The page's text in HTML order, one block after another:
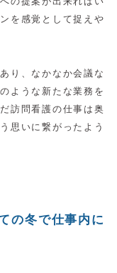
を感覚として捉えや
り、なかなか会議な
ような新たな業務を
訪問看護の仕事は奥
思いに繋がったよう
の冬で仕事内に